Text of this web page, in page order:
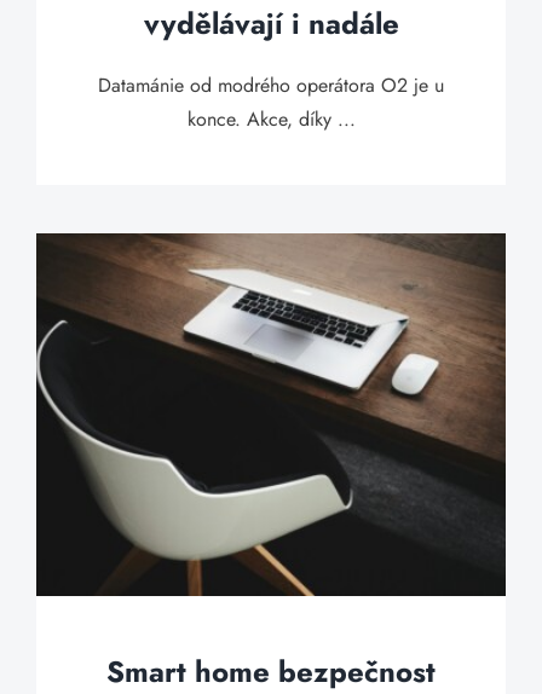
vydělávají i nadále
Datamánie od modrého operátora O2 je u
konce. Akce, díky ...
Smart home bezpečnost